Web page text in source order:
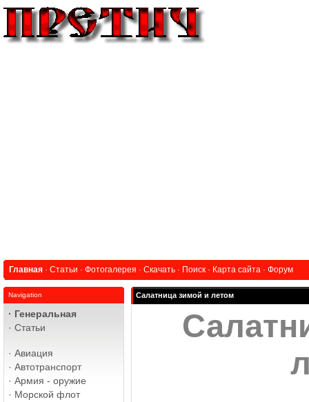
Главная · Статьи · Фотогалерея · Скачать · Поиск · Карта сайта · Форум
Navigation
· Генеральная
· Статьи
· Авиация
· Автотранспорт
· Армия - оружие
· Морской флот
Салатница зимой и летом